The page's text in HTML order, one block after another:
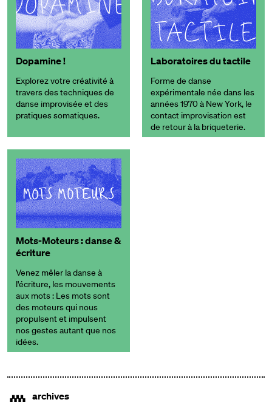
Dopamine !
Explorez votre créativité à
travers des techniques de
danse improvisée et des
pratiques somatiques.
Laboratoires du tactile
Forme de danse
expérimentale née dans les
années 1970 à New York, le
contact improvisation est
de retour à la briqueterie.
Mots-Moteurs : danse &
écriture
Venez mêler la danse à
l'écriture, les mouvements
aux mots : Les mots sont
des moteurs qui nous
propulsent et impulsent
nos gestes autant que nos
idées.
/ archives